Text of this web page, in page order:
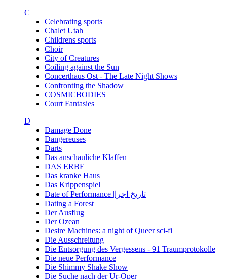
C
Celebrating sports
Chalet Utah
Childrens sports
Choir
City of Creatures
Coiling against the Sun
Concerthaus Ost - The Late Night Shows
Confronting the Shadow
COSMICBODIES
Court Fantasies
D
Damage Done
Dangereuses
Darts
Das anschauliche Klaffen
DAS ERBE
Das kranke Haus
Das Krippenspiel
Date of Performance |تاریخ اجرا
Dating a Forest
Der Ausflug
Der Ozean
Desire Machines: a night of Queer sci-fi
Die Ausschreitung
Die Entsorgung des Vergessens - 91 Traumprotokolle
Die neue Performance
Die Shimmy Shake Show
Die Suche nach der Ur-Oper